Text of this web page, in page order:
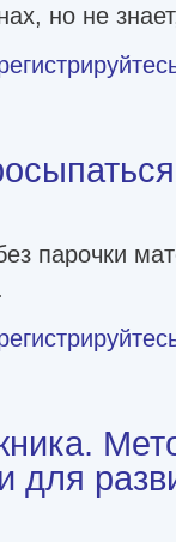
но не
на 100 дней
парочки
утром, а не
для